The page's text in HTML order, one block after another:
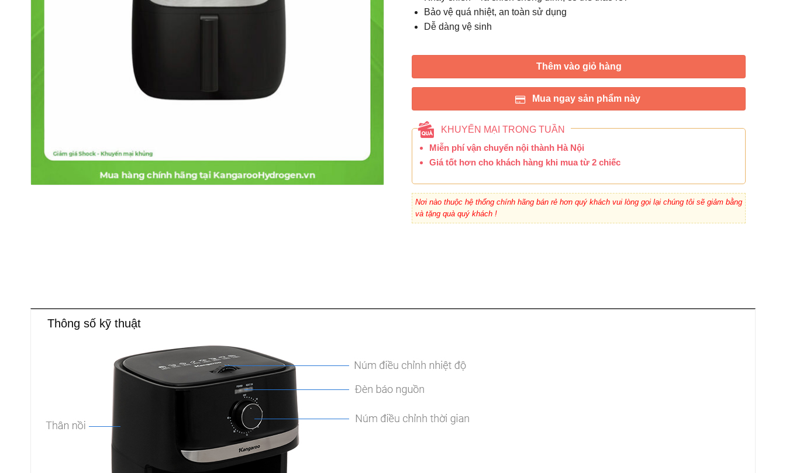
Bảo vệ quá nhiệt, an toàn sử dụng
Dễ dàng vệ sinh
Thêm vào giỏ hàng
Mua ngay sản phẩm này
KHUYẾN MẠI TRONG TUẦN
Miễn phí vận chuyển nội thành Hà Nội
Giá tốt hơn cho khách hàng khi mua từ 2 chiếc
Nơi nào thuộc hệ thống chính hãng bán rẻ hơn quý khách vui lòng gọi lại chúng tôi sẽ giảm bằng
và tặng quà quý khách !
Thông số kỹ thuật